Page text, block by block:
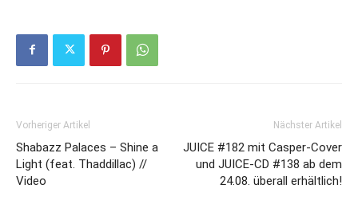
Vorheriger Artikel
Shabazz Palaces – Shine a
Light (feat. Thaddillac) //
Video
Nächster Artikel
JUICE #182 mit Casper-Cover
und JUICE-CD #138 ab dem
24.08. überall erhältlich!